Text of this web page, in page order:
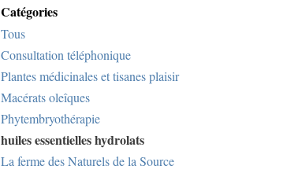
Catégories
Tous
Consultation téléphonique
Plantes médicinales et tisanes plaisir
Macérats oleîques
Phytembryothérapie
huiles essentielles hydrolats
La ferme des Naturels de la Source